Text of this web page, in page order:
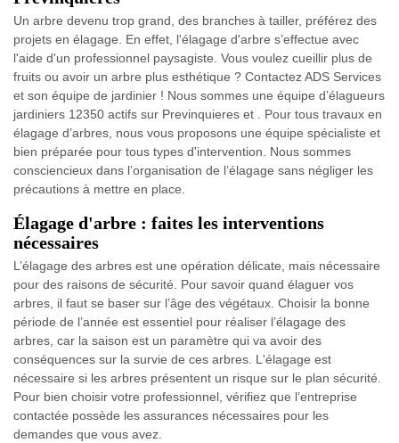
Un arbre devenu trop grand, des branches à tailler, préférez des
projets en élagage. En effet, l'élagage d'arbre s’effectue avec
l'aide d'un professionnel paysagiste. Vous voulez cueillir plus de
fruits ou avoir un arbre plus esthétique ? Contactez ADS Services
et son équipe de jardinier ! Nous sommes une équipe d’élagueurs
jardiniers 12350 actifs sur Previnquieres et . Pour tous travaux en
élagage d’arbres, nous vous proposons une équipe spécialiste et
bien préparée pour tous types d'intervention. Nous sommes
consciencieux dans l’organisation de l’élagage sans négliger les
précautions à mettre en place.
Élagage d'arbre : faites les interventions
nécessaires
L’élagage des arbres est une opération délicate, mais nécessaire
pour des raisons de sécurité. Pour savoir quand élaguer vos
arbres, il faut se baser sur l’âge des végétaux. Choisir la bonne
période de l’année est essentiel pour réaliser l’élagage des
arbres, car la saison est un paramètre qui va avoir des
conséquences sur la survie de ces arbres. L'élagage est
nécessaire si les arbres présentent un risque sur le plan sécurité.
Pour bien choisir votre professionnel, vérifiez que l’entreprise
contactée possède les assurances nécessaires pour les
demandes que vous avez.